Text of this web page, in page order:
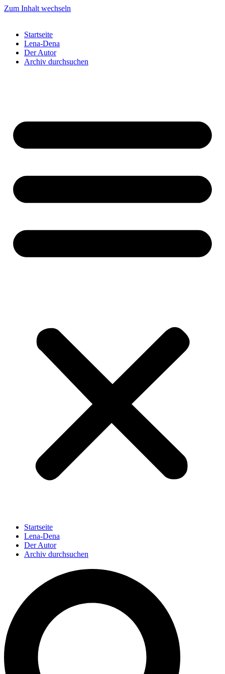
Zum Inhalt wechseln
Startseite
Lena-Dena
Der Autor
Archiv durchsuchen
Startseite
Lena-Dena
Der Autor
Archiv durchsuchen